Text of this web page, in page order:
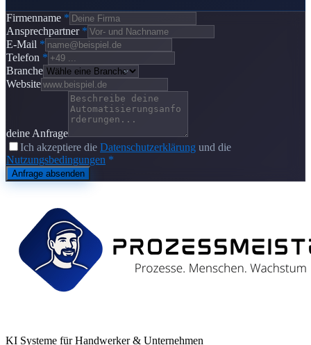
Firmenname *
Ansprechpartner *
E-Mail *
Telefon *
Branche
Website
deine Anfrage
Ich akzeptiere die Datenschutzerklärung und die
Nutzungsbedingungen *
Anfrage absenden
KI Systeme für Handwerker & Unternehmen